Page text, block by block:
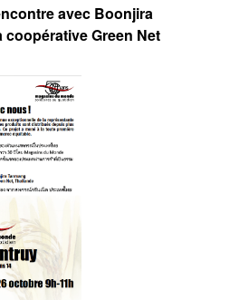
avec Boonjira
coopérative Green Net